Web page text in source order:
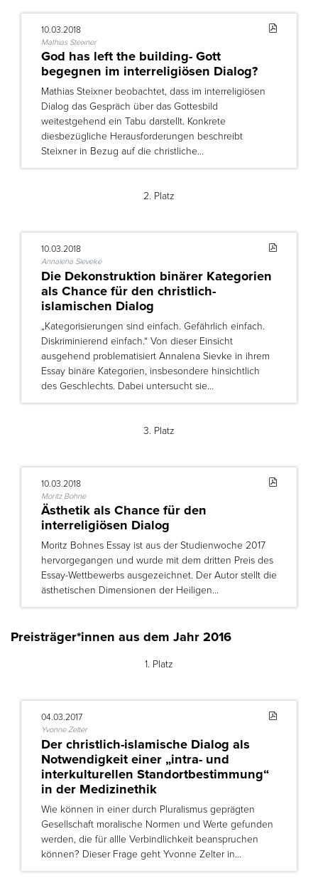
10.03.2018
Mathias Steixner
God has left the building- Gott
begegnen im interreligiösen Dialog?
Mathias Steixner beobachtet, dass im interreligiösen
Dialog das Gespräch über das Gottesbild
weitestgehend ein Tabu darstellt. Konkrete
diesbezügliche Herausforderungen beschreibt
Steixner in Bezug auf die christliche…
2. Platz
10.03.2018
Annalena Sieveke
Die Dekonstruktion binärer Kategorien
als Chance für den christlich-
islamischen Dialog
„Kategorisierungen sind einfach. Gefährlich einfach.
Diskriminierend einfach.“ Von dieser Einsicht
ausgehend problematisiert Annalena Sievke in ihrem
Essay binäre Kategorien, insbesondere hinsichtlich
des Geschlechts. Dabei untersucht sie…
3. Platz
10.03.2018
Moritz Bohne
Ästhetik als Chance für den
interreligiösen Dialog
Moritz Bohnes Essay ist aus der Studienwoche 2017
hervorgegangen und wurde mit dem dritten Preis des
Essay-Wettbewerbs ausgezeichnet. Der Autor stellt die
ästhetischen Dimensionen der Heiligen…
Preisträger*innen aus dem Jahr 2016
1. Platz
04.03.2017
Yvonne Zelter
Der christlich-islamische Dialog als
Notwendigkeit einer „intra- und
interkulturellen Standortbestimmung“
in der Medizinethik
Wie können in einer durch Pluralismus geprägten
Gesellschaft moralische Normen und Werte gefunden
werden, die für allle Verbindlichkeit beanspruchen
können? Dieser Frage geht Yvonne Zelter in…